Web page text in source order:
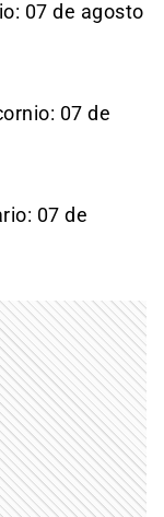
07 de agosto
07 de
07 de